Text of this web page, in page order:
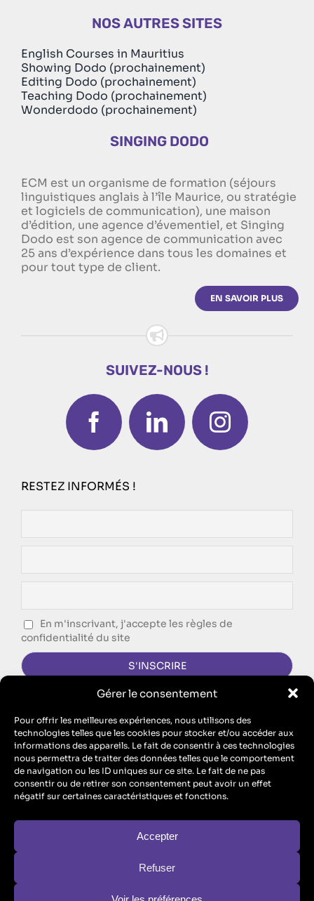
Gérer le consentement
Pour offrir les meilleures expériences, nous utilisons des
technologies telles que les cookies pour stocker et/ou accéder aux
informations des appareils. Le fait de consentir à ces technologies
nous permettra de traiter des données telles que le comportement
de navigation ou les ID uniques sur ce site. Le fait de ne pas
consentir ou de retirer son consentement peut avoir un effet
négatif sur certaines caractéristiques et fonctions.
Accepter
Refuser
NOS AUTRES SITES
English Courses in Mauritius
Showing Dodo (prochainement)
Editing Dodo (prochainement)
Teaching Dodo (prochainement)
Wonderdodo (prochainement)
SINGING DODO
ECM est un organisme de formation (séjours
linguistiques anglais à l’île Maurice, ou stratégie
et logiciels de communication), une maison
d’édition, une agence d’évementiel, et Singing
Dodo est son agence de communication avec
25 ans d’expérience dans tous les domaines et
pour tout type de client.
EN SAVOIR PLUS
SUIVEZ-NOUS !
RESTEZ INFORMÉS !
En m'inscrivant, j'accepte les règles de
confidentialité du site
CONTACTEZ-NOUS !
FORMULAIRE DE CONTACT
Singing Dodo est l’agence de communication d’ECM, SAS au
capital de 10 100 euros – RCS Metz B 912 455 466 // SIRET
91245546600017 // TVA : FR26912455466
ECM est aussi un organisme de formation : n° de Prestataire de
enregistrement ne vaut pas agrément de l’Etat” (formule légale
obligatoire au titre de l’article L.6352-12 du code du travail